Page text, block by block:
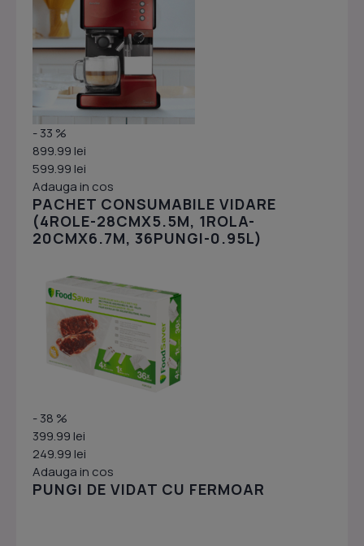
- 33 %
899.99 lei
599.99 lei
Adauga in cos
PACHET CONSUMABILE VIDARE
(4ROLE-28CMX5.5M, 1ROLA-
20CMX6.7M, 36PUNGI-0.95L)
- 38 %
399.99 lei
249.99 lei
Adauga in cos
PUNGI DE VIDAT CU FERMOAR